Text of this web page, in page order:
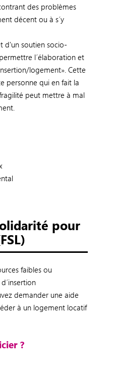
des problèmes
décent ou à s´y
d'un soutien socio-
l´élaboration et
logement». Cette
personne qui en fait la
peut mettre à mal
pour
faibles ou
demander une aide
à un logement locatif
?